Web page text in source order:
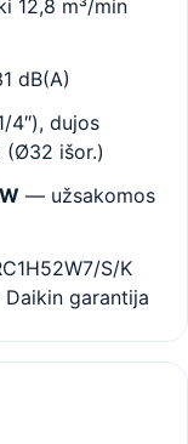
12,8 m³/min
dB(A)
4″), dujos
(Ø32 išor.)
— užsakomos
S/K
Daikin garantija